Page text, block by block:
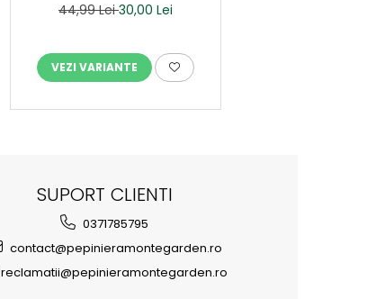
44,99 Lei30,00 Lei
VEZI VARIANTE
SUPORT CLIENTI
0371785795
contact@pepinieramontegarden.ro
reclamatii@pepinieramontegarden.ro